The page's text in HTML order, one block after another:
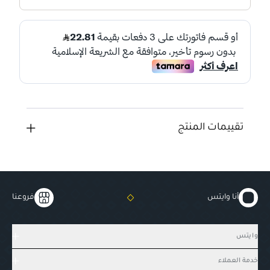
تقييمات المنتج
أنا وايتس فروعنا
وايتس
خدمة العملاء